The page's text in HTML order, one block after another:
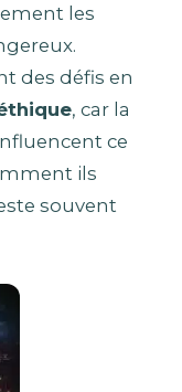
les
des défis en
, car la
ce
ils
souvent